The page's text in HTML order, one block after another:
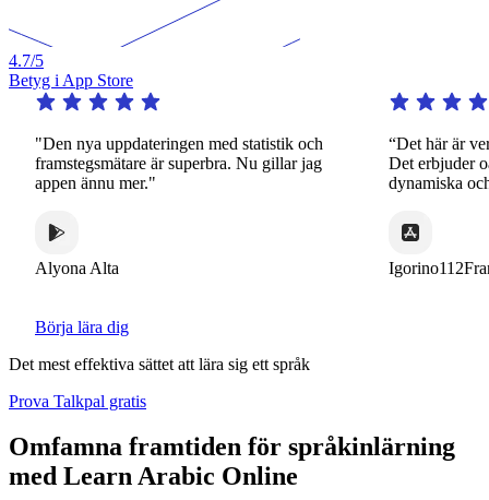
4.7/5
Betyg i App Store
"Den nya uppdateringen med statistik och
framstegsmätare är superbra. Nu gillar jag
appen ännu mer."
Alyona Alta
“Det här är
Det erbjuder
dynamiska och
Igorino112France
Börja lära dig
Det mest effektiva sättet att lära sig ett språk
Prova Talkpal gratis
Omfamna framtiden för språkinlärning
med Learn Arabic Online